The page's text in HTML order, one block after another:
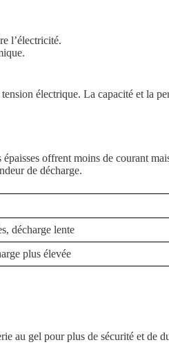
l’électricité.
électrique. La capacité et la
offrent moins de courant
de décharge.
décharge lente
plus élevée
au gel pour plus de sécurité et de